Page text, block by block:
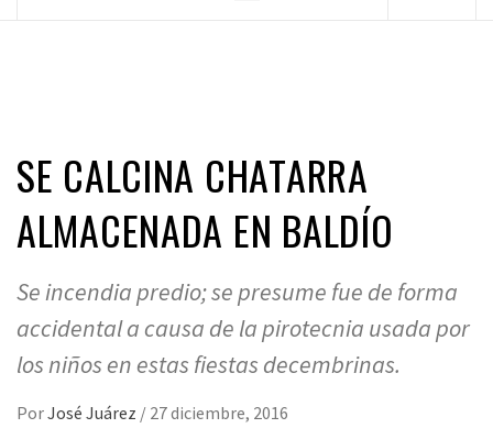
SE CALCINA CHATARRA
ALMACENADA EN BALDÍO
Se incendia predio; se presume fue de forma
accidental a causa de la pirotecnia usada por
los niños en estas fiestas decembrinas.
PorJosé Juárez / 27 diciembre, 2016